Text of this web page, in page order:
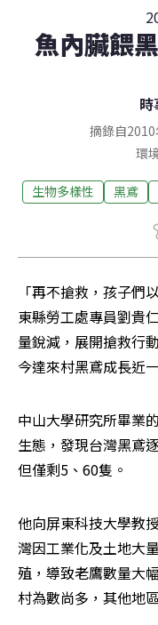
魚內臟餵
時
摘錄自
環
生物多樣性 黑鳶
「再不搶救，孩子們
東縣勞工處專員劉貴
量銳減，展開搶救行
今達來村黑鳶成長近
中山大學研究所畢業
生態，發現台灣黑鳶
但僅剩5、60隻。
他向屏東科技大學教
灣因工業化及土地大
殖，導致老鷹數量大
村為數尚多，其他地